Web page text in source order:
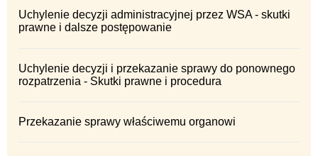
Uchylenie decyzji administracyjnej przez WSA - skutki
prawne i dalsze postępowanie
Uchylenie decyzji i przekazanie sprawy do ponownego
rozpatrzenia - Skutki prawne i procedura
Przekazanie sprawy właściwemu organowi